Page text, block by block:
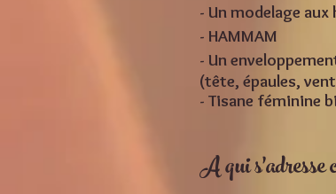
- Un modelage
- HAMMAM
- Un
(tête, épaules,
- Tisane féminine
A qui s'adresse